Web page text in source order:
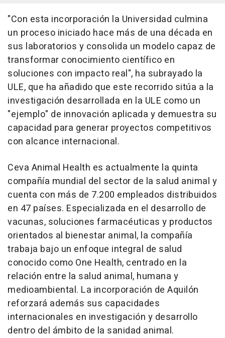
"Con esta incorporación la Universidad culmina
un proceso iniciado hace más de una década en
sus laboratorios y consolida un modelo capaz de
transformar conocimiento científico en
soluciones con impacto real", ha subrayado la
ULE, que ha añadido que este recorrido sitúa a la
investigación desarrollada en la ULE como un
"ejemplo" de innovación aplicada y demuestra su
capacidad para generar proyectos competitivos
con alcance internacional.
Ceva Animal Health es actualmente la quinta
compañía mundial del sector de la salud animal y
cuenta con más de 7.200 empleados distribuidos
en 47 países. Especializada en el desarrollo de
vacunas, soluciones farmacéuticas y productos
orientados al bienestar animal, la compañía
trabaja bajo un enfoque integral de salud
conocido como One Health, centrado en la
relación entre la salud animal, humana y
medioambiental. La incorporación de Aquilón
reforzará además sus capacidades
internacionales en investigación y desarrollo
dentro del ámbito de la sanidad animal.